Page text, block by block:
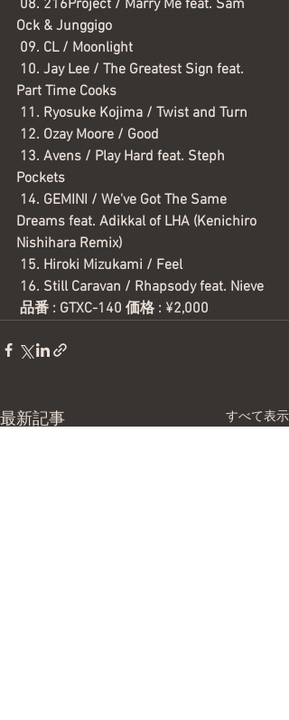
Ock & Junggigo
09. CL / Moonlight
Part Time Cooks
11. Ryosuke Kojima / Twist and Turn
12. Ozay Moore / Good
13. Avens / Play Hard feat. Steph
Pockets
14. GEMINI / We've Got The Same
Dreams feat. Adikkal of LHA (Kenichiro
Nishihara Remix)
15. Hiroki Mizukami / Feel
16. Still Caravan / Rhapsody feat. Nieve
品番 : GTXC-140 価格 : ¥2,000
最新記事 すべて表示